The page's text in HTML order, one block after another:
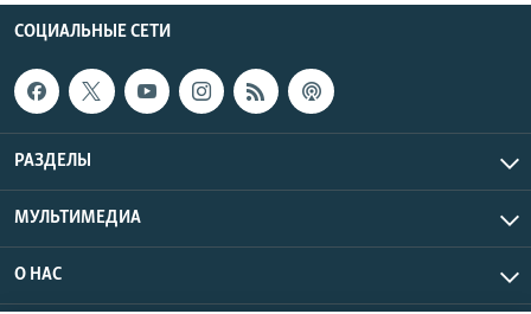
СОЦИАЛЬНЫЕ СЕТИ
РАЗДЕЛЫ
МУЛЬТИМЕДИА
О НАС